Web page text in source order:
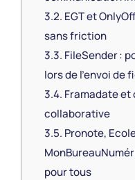
3.2. EGT et
sans friction
3.3. FileSender :
lors de l’envoi de
3.4. Framadate et
collaborative
3.5. Pronote,
pour tous